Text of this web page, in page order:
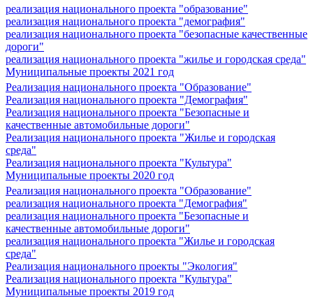
реализация национального проекта "образование"
реализация национального проекта "демография"
реализация национального проекта "безопасные качественные
дороги"
реализация национального проекта "жилье и городская среда"
Муниципальные проекты 2021 год
Реализация национального проекта "Образование"
Реализация национального проекта "Демография"
Реализация национального проекта "Безопасные и
качественные автомобильные дороги"
Реализация национального проекта "Жилье и городская
среда"
Реализация национального проекта "Культура"
Муниципальные проекты 2020 год
Реализация национального проекта "Образование"
реализация национального проекта "Демография"
реализация национального проекта "Безопасные и
качественные автомобильные дороги"
реализация национального проекта "Жилье и городская
среда"
Реализация национального проекты "Экология"
Реализация национального проекта "Культура"
Муниципальные проекты 2019 год